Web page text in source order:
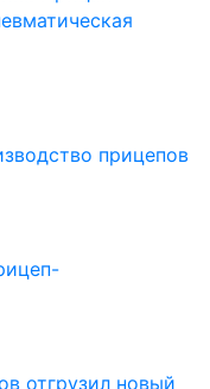
прицепов
отгрузил новый